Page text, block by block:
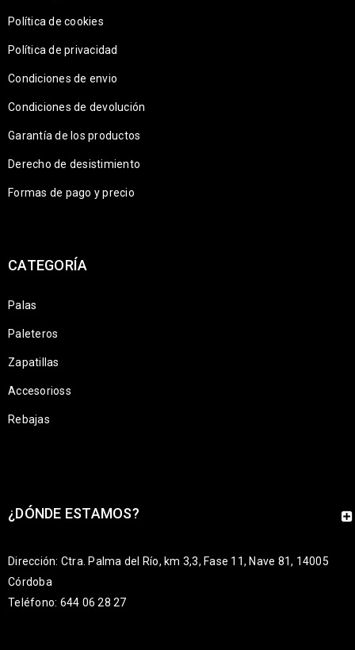
Política de cookies
Política de privacidad
Condiciones de envio
Condiciones de devolución
Garantía de los productos
Derecho de desistimiento
Formas de pago y precio
CATEGORÍA
Palas
Paleteros
Zapatillas
Accesorioss
Rebajas
¿DÓNDE ESTAMOS?
Dirección: Ctra. Palma del Río, km 3,3, Fase 11, Nave 81, 14005
Córdoba
Teléfono: 644 06 28 27